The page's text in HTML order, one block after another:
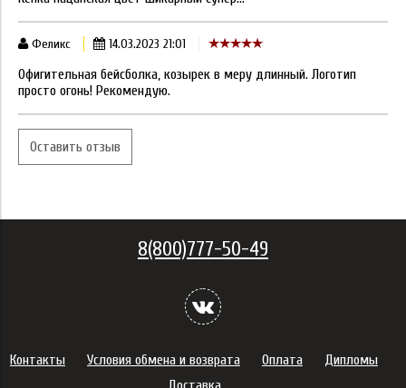
Феликс 14.03.2023 21:01
Офигительная бейсболка, козырек в меру длинный. Логотип
просто огонь! Рекомендую.
Оставить отзыв
8(800)777-50-49
Контакты Условия обмена и возврата Оплата
Дипломы